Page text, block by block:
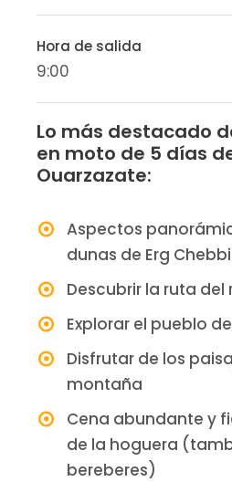
Hora de salida
9:00
Lo más destacado
en moto de 5 días
Ouarzazate:
Aspectos
dunas de Erg Chebbi
Descubrir la ruta del
Explorar el pueblo
Disfrutar de los
montaña
Cena abundante y
de la hoguera
bereberes)